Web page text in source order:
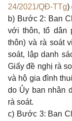
24/2021/QĐ-TTg)
b) Bước 2: Ban
với thôn, tổ dân
thôn) và rà soát
soát, lập danh
Giấy đề nghị rà
và hộ gia đình
do Ủy ban nhân
rà soát.
c) Bước 3: Ban